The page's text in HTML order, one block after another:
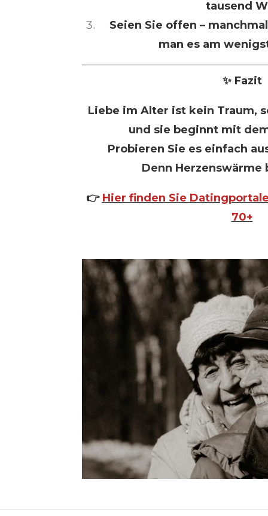
tausend
Seien Sie offen –
man es am
✨ Fazit
Liebe im Alter ist kein Traum,
und sie beginnt mit
Probieren Sie es einfach
Denn Herzenswärme
👉 Hier finden Sie
70+